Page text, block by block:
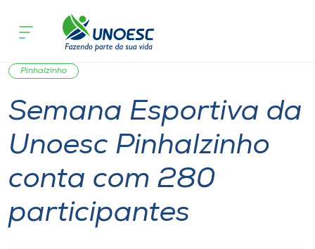
Cursos
Onde estamos
Pesquisa
Atendimento ao Estudante
Portal de Ensino
Notícia de evento
Pinhalzinho
Semana Esportiva da
Unoesc Pinhalzinho
conta com 280
participantes